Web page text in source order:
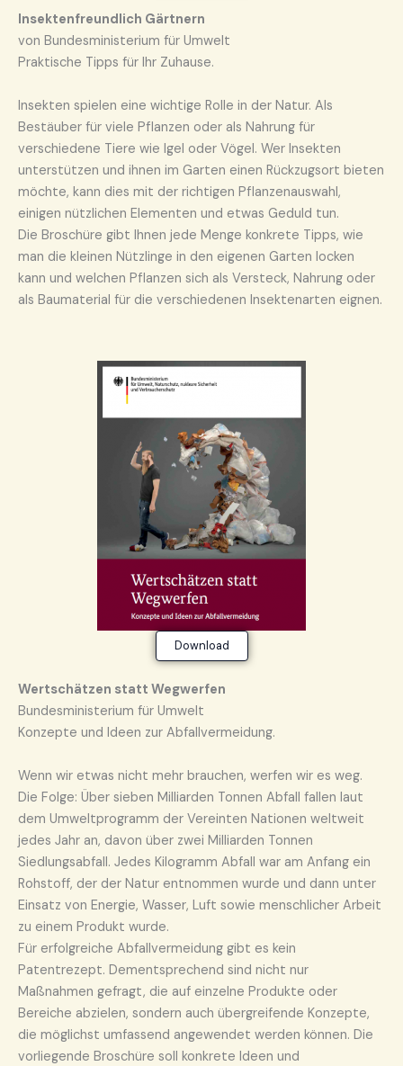
Insektenfreundlich Gärtnern
von Bundesministerium für Umwelt
Praktische Tipps für Ihr Zuhause.
Insekten spielen eine wichtige Rolle in der Natur. Als
Bestäuber für viele Pflanzen oder als Nahrung für
verschiedene Tiere wie Igel oder Vögel. Wer Insekten
unterstützen und ihnen im Garten einen Rückzugsort bieten
möchte, kann dies mit der richtigen Pflanzenauswahl,
einigen nützlichen Elementen und etwas Geduld tun.
Die Broschüre gibt Ihnen jede Menge konkrete Tipps, wie
man die kleinen Nützlinge in den eigenen Garten locken
kann und welchen Pflanzen sich als Versteck, Nahrung oder
als Baumaterial für die verschiedenen Insektenarten eignen.
Download
Wertschätzen statt Wegwerfen
Bundesministerium für Umwelt
Konzepte und Ideen zur Abfallvermeidung.
Wenn wir etwas nicht mehr brauchen, werfen wir es weg.
Die Folge: Über sieben Milliarden Tonnen Abfall fallen laut
dem Umweltprogramm der Vereinten Nationen weltweit
jedes Jahr an, davon über zwei Milliarden Tonnen
Siedlungsabfall. Jedes Kilogramm Abfall war am Anfang ein
Rohstoff, der der Natur entnommen wurde und dann unter
Einsatz von Energie, Wasser, Luft sowie menschlicher Arbeit
zu einem Produkt wurde.
Für erfolgreiche Abfallvermeidung gibt es kein
Patentrezept. Dementsprechend sind nicht nur
Maßnahmen gefragt, die auf einzelne Produkte oder
Bereiche abzielen, sondern auch übergreifende Konzepte,
die möglichst umfassend angewendet werden können. Die
vorliegende Broschüre soll konkrete Ideen und